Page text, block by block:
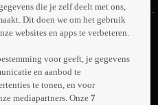
ketting krijgt, leeft
maar in de 21e eeuw!
haar op zoek gaat, moet
van de
op Videoland
Meer
die je zelf deelt met ons,
Dit doen we om het gebruik
websites en apps te verbeteren.
voor geeft, je gegevens
en aanbod te
te tonen, en voor
mediapartners. Onze7